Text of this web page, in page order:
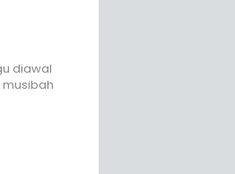
diawal
musibah